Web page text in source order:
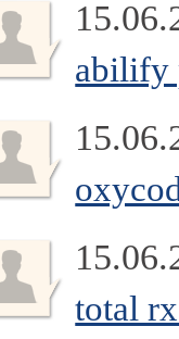
abilify
total